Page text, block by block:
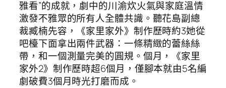
雅看”的成就，劇中的川渝炊火氣與家庭溫情
激發不雅眾的所有人全體共識。聽花島副總
裁臧楠先容，《家里家外》制作歷時約3她從
吧檯下面拿出兩件武器：一條精緻的蕾絲絲
帶，和一個測量完美的圓規。個月，《家里
家外2》制作歷時超6個月，僅腳本就由5名編
劇破費3個月時光打磨而成。